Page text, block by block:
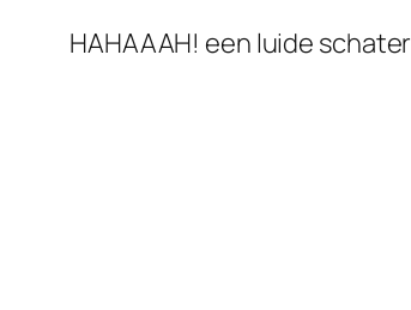
HAHAAAH! een luide